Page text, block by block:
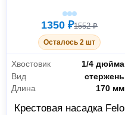
1350 ₽1552 ₽
Осталось 2 шт
Хвостовик
1/4 дюйма
Вид
стержень
Длина
170 мм
Крестовая насадка Felo